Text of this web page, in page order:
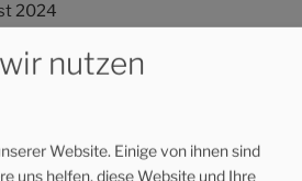
2024
Zucker eigentlich mit uns,
mit Kindern?
Osteopathie
nutzen
Website. Einige von ihnen sind
uns helfen, diese Website und Ihre